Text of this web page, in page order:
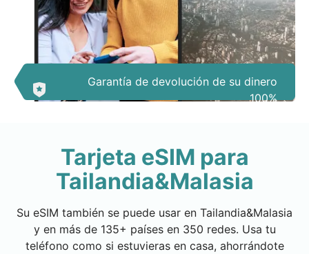
Garantía de devolución de su dinero
100%
Tarjeta eSIM para
Tailandia&Malasia
Su eSIM también se puede usar en Tailandia&Malasia
y en más de 135+ países en 350 redes. Usa tu
teléfono como si estuvieras en casa, ahorrándote